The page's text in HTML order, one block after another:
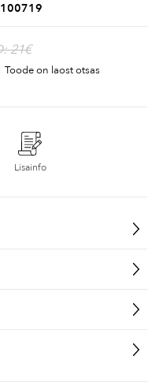
21€
Toode on laost otsas
Lisainfo